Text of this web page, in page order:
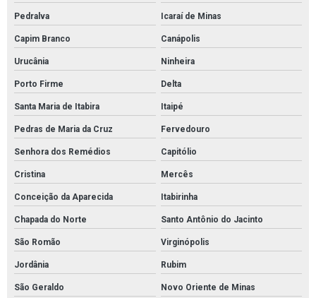
Pedralva Icaraí de Minas
Capim Branco Canápolis
Urucânia Ninheira
Porto Firme Delta
Santa Maria de Itabira Itaipé
Pedras de Maria da Cruz Fervedouro
Senhora dos Remédios Capitólio
Cristina Mercês
Conceição da Aparecida Itabirinha
Chapada do Norte Santo Antônio do Jacinto
São Romão Virginópolis
Jordânia Rubim
São Geraldo Novo Oriente de Minas